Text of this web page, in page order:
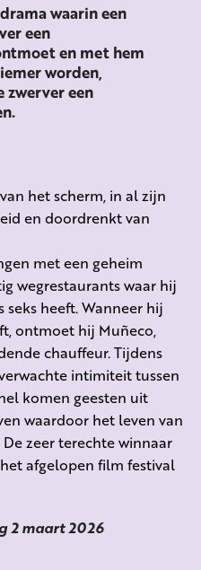
waarin een
een
en met hem
worden,
zwerver een
het scherm, in al zijn
en doordrenkt van
met een geheim
wegrestaurants waar hij
heeft. Wanneer hij
ontmoet hij Muñeco,
chauffeur. Tijdens
intimiteit tussen
komen geesten uit
waardoor het leven van
zeer terechte winnaar
afgelopen film festival
2 maart 2026